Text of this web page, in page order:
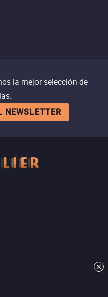
la mejor selección de
NEWSLETTER